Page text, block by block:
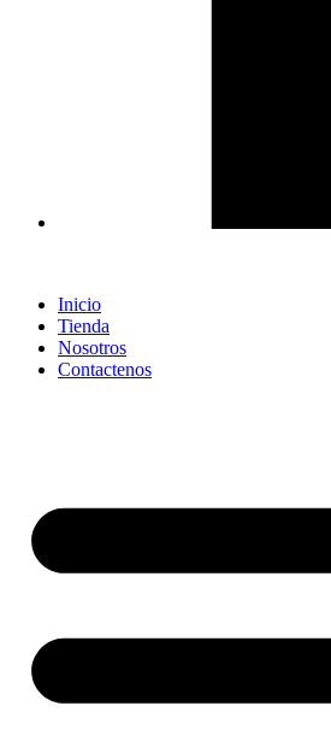
Inicio
Tienda
Nosotros
Contactenos